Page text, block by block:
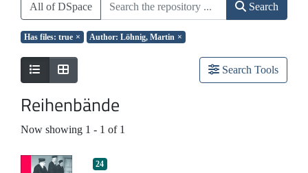
All of DSpace Search
Has files: true × Author: Löhnig, Martin ×
Search Tools
Reihenbände
Now showing 1 - 1 of 1
24